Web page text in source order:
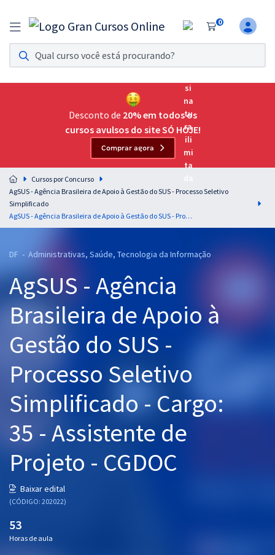
0
Assinatura Ilimitada 11
Acesso a todos os cursos. Teste grátis por 7 dias!
Assinatura OAB Até Passar
Acesso ilimitado a toda preparação para o Exame da
Residências Multiprofissionais
Preparação completa e intensiva para as principais
residências em saúde do Brasil
Concursos
Pós
Graduação
OAB
Mentorias
Questões grátis
Conteúdo gratuito
Aprovados
Desconto de 20% em todos os
cursos avulsos do site SÓ HOJE!
Comprar agora
Cursos por Concurso
AgSUS - Agência Brasileira de Apoio à Gestão do SUS - Processo Seletivo
Simplificado
AgSUS - Agência Brasileira de Apoio à Gestão do SUS - Processo Seletivo Simplificado - Cargo: 35 - Assistente de Projeto - CGDOC
DF - Administrativas, Saúde, Tecnologia da Informação
AgSUS - Agência
Brasileira de Apoio à
Gestão do SUS -
Processo Seletivo
Simplificado - Cargo:
35 - Assistente de
Projeto - CGDOC
Baixar edital
(CÓDIGO: 202022)
53
Horas de aula